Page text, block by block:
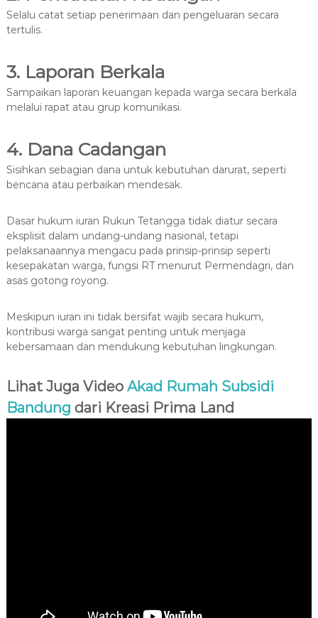
Selalu catat setiap penerimaan dan pengeluaran secara
tertulis.
3. Laporan Berkala
Sampaikan laporan keuangan kepada warga secara berkala
melalui rapat atau grup komunikasi.
4. Dana Cadangan
Sisihkan sebagian dana untuk kebutuhan darurat, seperti
bencana atau perbaikan mendesak.
Dasar hukum iuran Rukun Tetangga tidak diatur secara
eksplisit dalam undang-undang nasional, tetapi
pelaksanaannya mengacu pada prinsip-prinsip seperti
kesepakatan warga, fungsi RT menurut Permendagri, dan
asas gotong royong.
Meskipun iuran ini tidak bersifat wajib secara hukum,
kontribusi warga sangat penting untuk menjaga
kebersamaan dan mendukung kebutuhan lingkungan.
Lihat Juga Video Akad Rumah Subsidi
Bandung dari Kreasi Prima Land